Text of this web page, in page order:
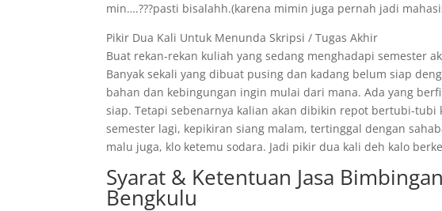
min….???pasti bisalahh.(karena mimin juga pernah jadi
Pikir Dua Kali Untuk Menunda Skripsi / Tugas Akhir
Buat rekan-rekan kuliah yang sedang menghadapi semester
Banyak sekali yang dibuat pusing dan kadang belum siap
bahan dan kebingungan ingin mulai dari mana. Ada yang
siap. Tetapi sebenarnya kalian akan dibikin repot bertubi-
semester lagi, kepikiran siang malam, tertinggal dengan
malu juga, klo ketemu sodara. Jadi pikir dua kali deh kalo
Syarat & Ketentuan Jasa
Bengkulu